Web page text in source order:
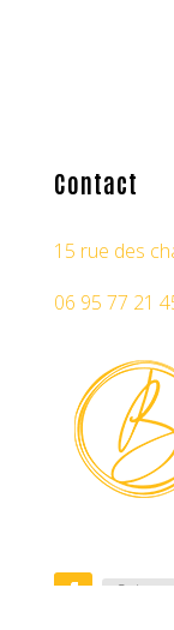
Contact
15 rue des
06 95 77 21
Suivre